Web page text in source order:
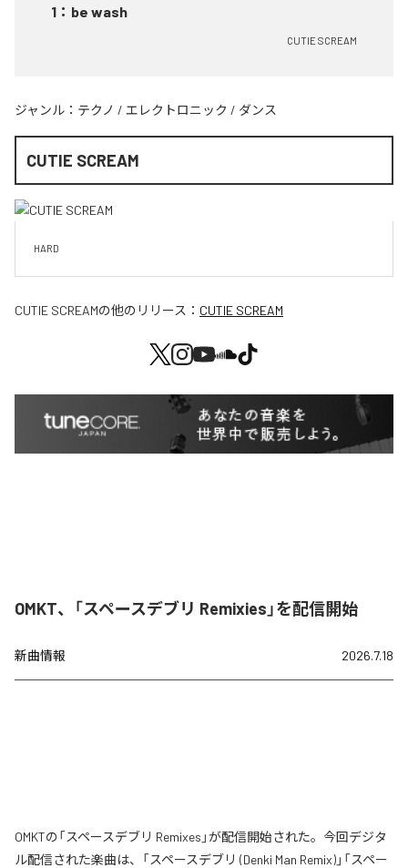
1 ： be wash
CUTIE SCREAM
ジャンル： テクノ / エレクトロニック / ダンス
CUTIE SCREAM
HARD
CUTIE SCREAMの他のリリース： CUTIE SCREAM
OMKT、「スペースデブリ Remixies」を配信開始
新曲情報 2026.7.18
OMKTの「スペースデブリ Remixes」が配信開始された。今回デジタ
ル配信された楽曲は、「スペースデブリ (Denki Man Remix)」「スペー